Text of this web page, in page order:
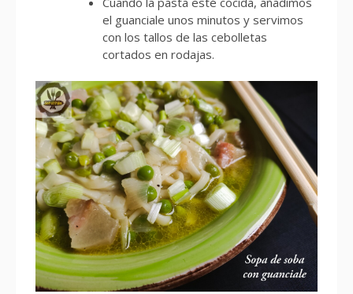
el guanciale unos minutos y servimos
con los tallos de las cebolletas
cortados en rodajas.